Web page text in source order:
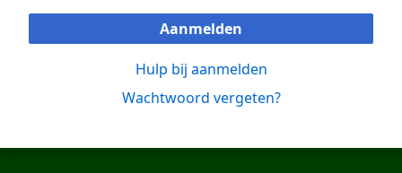
Aanmelden
Hulp bij aanmelden
Wachtwoord vergeten?